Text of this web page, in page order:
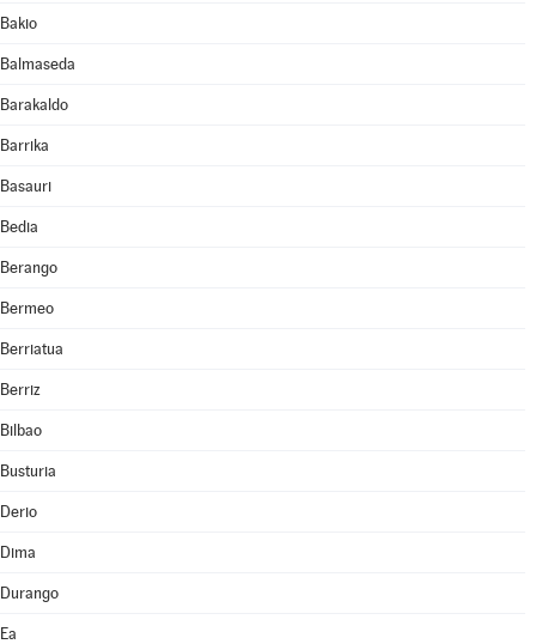
Bakio
Balmaseda
Barakaldo
Barrika
Basauri
Bedia
Berango
Bermeo
Berriatua
Berriz
Bilbao
Busturia
Derio
Dima
Durango
Ea